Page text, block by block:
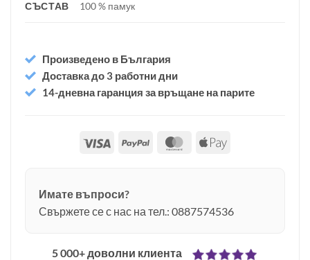
СЪСТАВ 100 % памук
Произведено в България
Доставка до 3 работни дни
14-дневна гаранция за връщане на парите
Visa PayPal MasterCard
Apple
Имате въпроси?
Свържете се с нас на тел.: 0887574536
5 000+ доволни клиента